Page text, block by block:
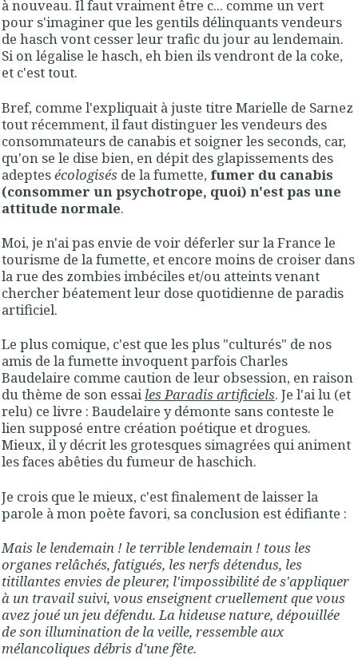
à nouveau. Il faut vraiment être c... comme un vert
pour s'imaginer que les gentils délinquants vendeurs
de hasch vont cesser leur trafic du jour au lendemain.
Si on légalise le hasch, eh bien ils vendront de la coke,
et c'est tout.
Bref, comme l'expliquait à juste titre Marielle de Sarnez
tout récemment, il faut distinguer les vendeurs des
consommateurs de canabis et soigner les seconds, car,
qu'on se le dise bien, en dépit des glapissements des
adeptesécologisés de la fumette, fumer du canabis
(consommer un psychotrope, quoi) n'est pas une
attitude normale.
Moi, je n'ai pas envie de voir déferler sur la France le
tourisme de la fumette, et encore moins de croiser dans
la rue des zombies imbéciles et/ou atteints venant
chercher béatement leur dose quotidienne de paradis
artificiel.
Le plus comique, c'est que les plus "culturés" de nos
amis de la fumette invoquent parfois Charles
Baudelaire comme caution de leur obsession, en raison
du thème de son essailes Paradis artificiels. Je l'ai lu (et
relu) ce livre : Baudelaire y démonte sans conteste le
lien supposé entre création poétique et drogues.
Mieux, il y décrit les grotesques simagrées qui animent
les faces abêties du fumeur de haschich.
Je crois que le mieux, c'est finalement de laisser la
parole à mon poète favori, sa conclusion est édifiante :
Mais le lendemain ! le terrible lendemain ! tous les
organes relâchés, fatigués, les nerfs détendus, les
titillantes envies de pleurer, l'impossibilité de s'appliquer
à un travail suivi, vous enseignent cruellement que vous
avez joué un jeu défendu. La hideuse nature, dépouillée
de son illumination de la veille, ressemble aux
mélancoliques débris d'une fête.